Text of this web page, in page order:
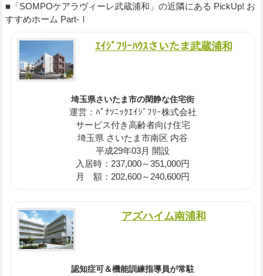
■「SOMPOケアラヴィーレ武蔵浦和」の近隣にある PickUp! お
すすめホーム Part-Ⅰ
ｴｲｼﾞﾌﾘｰﾊｳｽさいたま武蔵浦和
埼玉県さいたま市の閑静な住宅街
運営：ﾊﾟﾅｿﾆｯｸｴｲｼﾞﾌﾘｰ株式会社
サービス付き高齢者向け住宅
埼玉県 さいたま市南区 内谷
平成29年03月 開設
入居時：237,000～351,000円
月 額：202,600～240,600円
アズハイム南浦和
認知症可＆機能訓練指導員が常駐